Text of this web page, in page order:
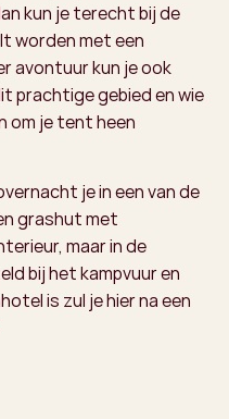
kun je terecht bij de
worden met een
avontuur kun je ook
prachtige gebied en wie
om je tent heen
je in een van de
grashut met
maar in de
bij het kampvuur en
is zul je hier na een